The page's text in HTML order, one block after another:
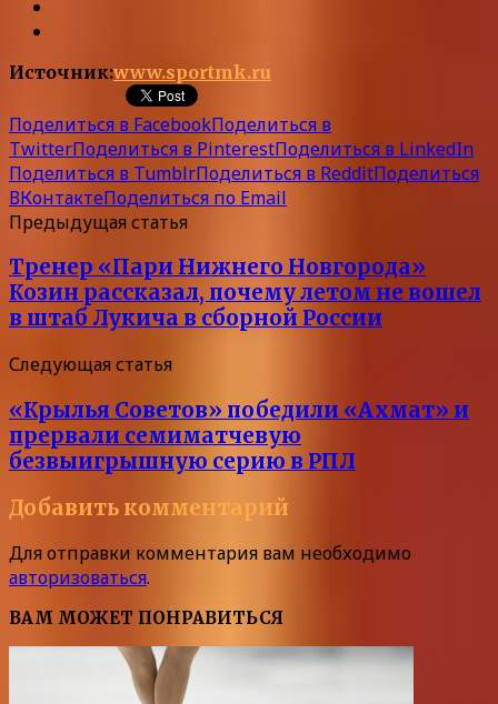
Источник:www.sportmk.ru
Поделиться в FacebookПоделиться в
TwitterПоделиться в PinterestПоделиться в LinkedIn
Поделиться в TumblrПоделиться в RedditПоделиться
ВКонтактеПоделиться по Email
Предыдущая статья
Тренер «Пари Нижнего Новгорода»
Козин рассказал, почему летом не вошел
в штаб Лукича в сборной России
Следующая статья
«Крылья Советов» победили «Ахмат» и
прервали семиматчевую
безвыигрышную серию в РПЛ
Добавить комментарий
Для отправки комментария вам необходимо
авторизоваться.
ВАМ МОЖЕТ ПОНРАВИТЬСЯ